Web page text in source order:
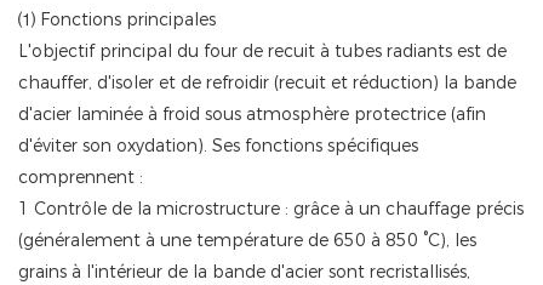
⑴ Fonctions principales
L'objectif principal du four de recuit à tubes radiants est de
chauffer, d'isoler et de refroidir (recuit et réduction) la bande
d'acier laminée à froid sous atmosphère protectrice (afin
d'éviter son oxydation). Ses fonctions spécifiques
comprennent :
1 Contrôle de la microstructure : grâce à un chauffage précis
(généralement à une température de 650 à 850 °C), les
grains à l'intérieur de la bande d'acier sont recristallisés,